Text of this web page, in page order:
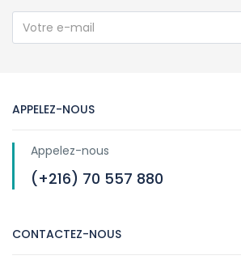
APPELEZ-NOUS
Appelez-nous
(+216) 70 557 880
CONTACTEZ-NOUS